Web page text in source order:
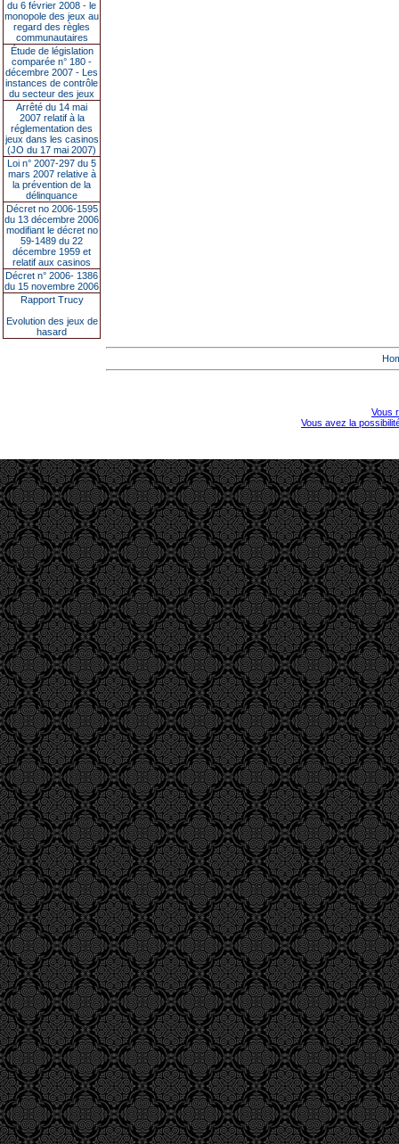
du 6 février 2008 - le
monopole des jeux au
regard des règles
communautaires
Étude de législation
comparée n° 180 -
décembre 2007 - Les
instances de contrôle
du secteur des jeux
Arrêté du 14 mai
2007 relatif à la
réglementation des
jeux dans les casinos
(JO du 17 mai 2007)
Loi n° 2007-297 du 5
mars 2007 relative à
la prévention de la
délinquance
Décret no 2006-1595
du 13 décembre 2006
modifiant le décret no
59-1489 du 22
décembre 1959 et
relatif aux casinos
Décret n° 2006- 1386
du 15 novembre 2006
Rapport Trucy
Evolution des jeux de
hasard
Vous
Vous avez la